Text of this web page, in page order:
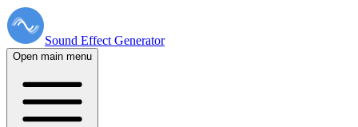
Sound Effect Generator
Open main menu